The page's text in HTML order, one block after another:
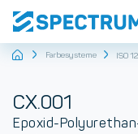
StartseiteFarbesysteme ISO
CX.001
Epoxid-